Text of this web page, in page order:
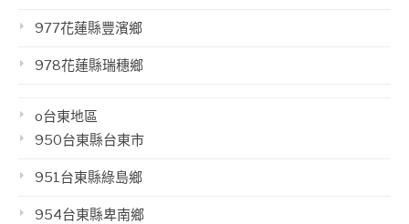
977花蓮縣豐濱鄉
978花蓮縣瑞穗鄉
o台東地區
950台東縣台東市
951台東縣綠島鄉
954台東縣卑南鄉